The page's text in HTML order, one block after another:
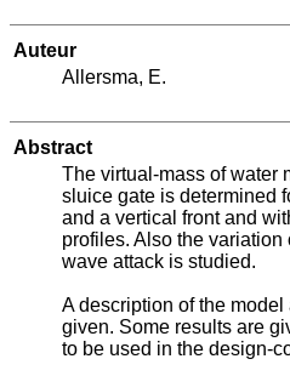
Auteur
Allersma, E.
Abstract
The virtual-mass of water
sluice gate is determined
and a vertical front and
profiles. Also the
wave attack is studied.
A description of the
given. Some results are
to be used in the design-